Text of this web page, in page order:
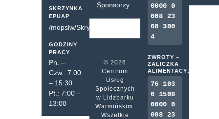
SKRZYNKA
EPUAP
/mopslw/SkrytkaESP
GODZINY
PRACY
Pn. –
Czw.: 7:00
– 15:30
Pt.: 7:00 –
13:00
Sponsorzy
© 2026
Centrum
Usług
Społecznych
w Lidzbarku
Warmińskim.
Wszelkie
0000 0
008 23
60 300
4
ZWROTY –
ZALICZKA
ALIMENTACYJNA
76 103
0 1508
0000 0
008 23